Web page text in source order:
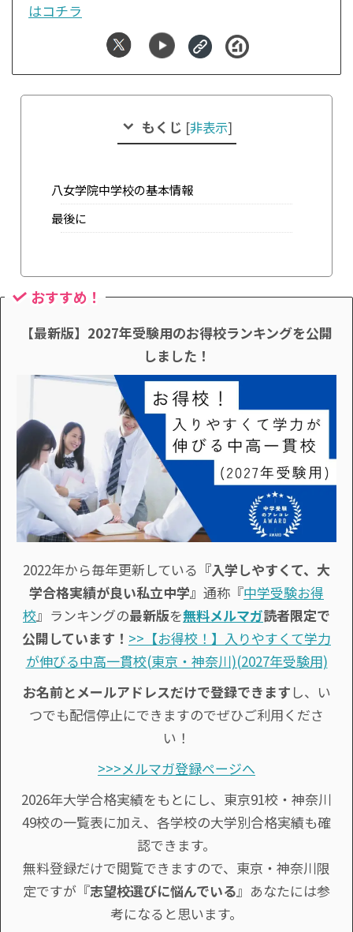
はコチラ
もくじ [非表示]
八女学院中学校の基本情報
最後に
おすすめ！
【最新版】2027年受験用のお得校ランキングを公開
しました！
2022年から毎年更新している 『入学しやすくて、大
学合格実績が良い私立中学』 通称『中学受験お得
校』ランキングの最新版を無料メルマガ読者限定で
公開しています！ >>【お得校！】入りやすくて学力
が伸びる中高一貫校(東京・神奈川)(2027年受験用)
お名前とメールアドレスだけで登録できます し、い
つでも配信停止にできますのでぜひご利用くださ
い！
>>>メルマガ登録ページへ
2026年大学合格実績をもとにし、東京91校・神奈川
49校の一覧表に加え、各学校の大学別合格実績も確
認できます。
無料登録だけで閲覧できますので、東京・神奈川限
定ですが『志望校選びに悩んでいる』あなたには参
考になると思います。